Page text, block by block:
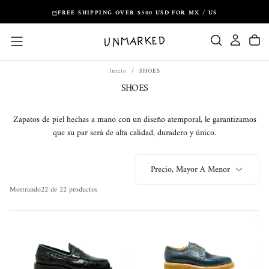
contenido
FREE SHIPPING OVER $500 USD FOR MX / US
Inicio / SHOES
SHOES
Zapatos de piel hechas a mano con un diseño atemporal, le garantizamos
que su par será de alta calidad, duradero y único.
Precio, Mayor A Menor
Mostrando22 de 22 productos